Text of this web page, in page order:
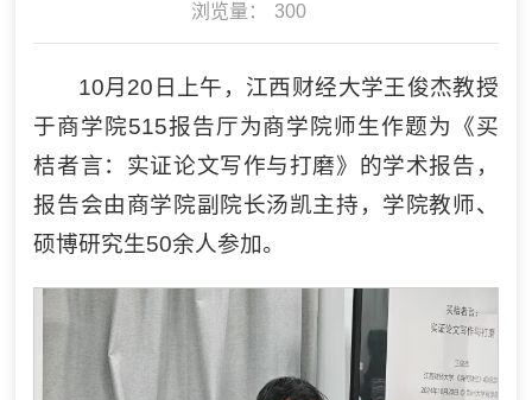
浏览量：
300
10月20日上午，江西财经大学王俊杰教授
于商学院515报告厅为商学院师生作题为《买
桔者言：实证论文写作与打磨》的学术报告，
报告会由商学院副院长汤凯主持，学院教师、
硕博研究生50余人参加。